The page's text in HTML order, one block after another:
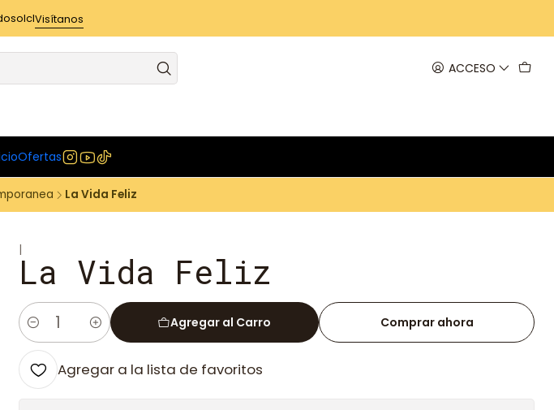
ACCESO
Ofertas
Visítanos
La Vida Feliz
|
La Vida Feliz
Cantidad
Agregar al Carro Comprar ahora
Agregar a la lista de favoritos